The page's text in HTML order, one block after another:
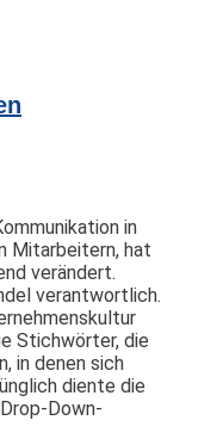
in
Mitarbeitern, hat
verändert.
verantwortlich.
Stichwörter, die
in denen sich
diente die
Down-